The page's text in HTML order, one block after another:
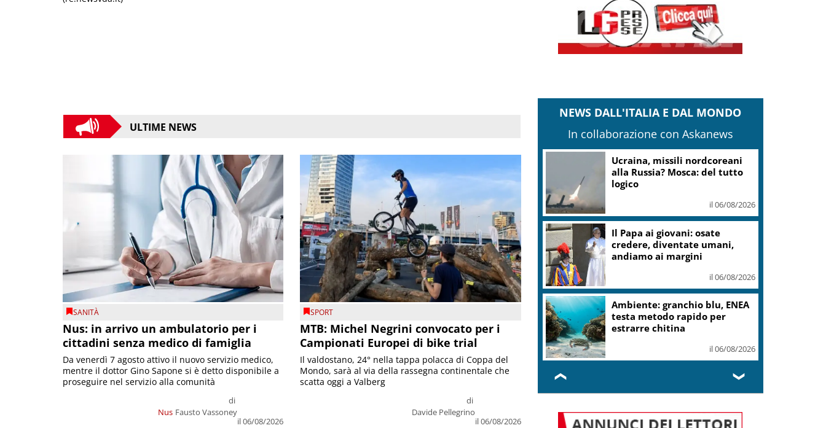
ULTIME NEWS
SANITÀ
Nus: in arrivo un ambulatorio per i
cittadini senza medico di famiglia
Nus
di
Fausto Vassoney
il 06/08/2026
Da venerdì 7 agosto attivo il nuovo servizio medico,
mentre il dottor Gino Sapone si è detto disponibile a
proseguire nel servizio alla comunità
SPORT
MTB: Michel Negrini convocato per i
Campionati Europei di bike trial
di
Davide Pellegrino
il 06/08/2026
Il valdostano, 24° nella tappa polacca di Coppa del
Mondo, sarà al via della rassegna continentale che
scatta oggi a Valberg
NEWS DALL'ITALIA E DAL MONDO
In collaborazione con Askanews
Ucraina, missili nordcoreani
alla Russia? Mosca: del tutto
logico
il 06/08/2026
Il Papa ai giovani: osate
credere, diventate umani,
andiamo ai margini
il 06/08/2026
Ambiente: granchio blu, ENEA
testa metodo rapido per
estrarre chitina
il 06/08/2026
❮ ❯